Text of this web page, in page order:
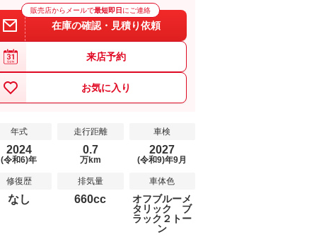
販売店からメールで最短即日 にご連絡
在庫の確認・見積り依頼
来店予約
お気に入り
年式
2024
(令和6)年
走行距離
0.7
万km
車検
2027
(令和9)年9月
修復歴
なし
排気量
660cc
車体色
オフブルーメ
タリック ブ
ラック２トー
ン